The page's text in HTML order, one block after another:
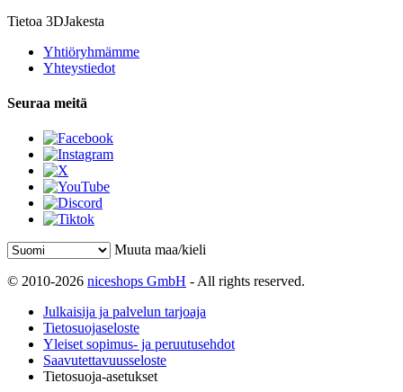
Tietoa 3DJakesta
Yhtiöryhmämme
Yhteystiedot
Seuraa meitä
Muuta maa/kieli
© 2010-2026 niceshops GmbH - All rights reserved.
Julkaisija ja palvelun tarjoaja
Tietosuojaseloste
Yleiset sopimus- ja peruutusehdot
Saavutettavuusseloste
Tietosuoja-asetukset